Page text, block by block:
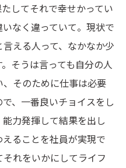
してそれで幸せかってい
なく違っていて。現状で
える人って、なかなか少
そうは言っても自分の人
そのために仕事は必要
、一番良いチョイスをし
力発揮して結果を出し
ることを社員が実現で
れをいかにしてライフ